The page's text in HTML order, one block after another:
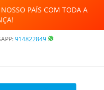
PAÍS COM TODA A
914822849